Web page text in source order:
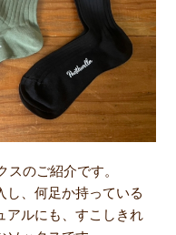
スのご紹介です。
し、何足か持っている
アルにも、すこしきれ